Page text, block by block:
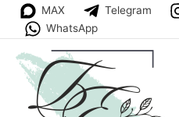
Перейти
содержимому
MAX Telegram
WhatsApp